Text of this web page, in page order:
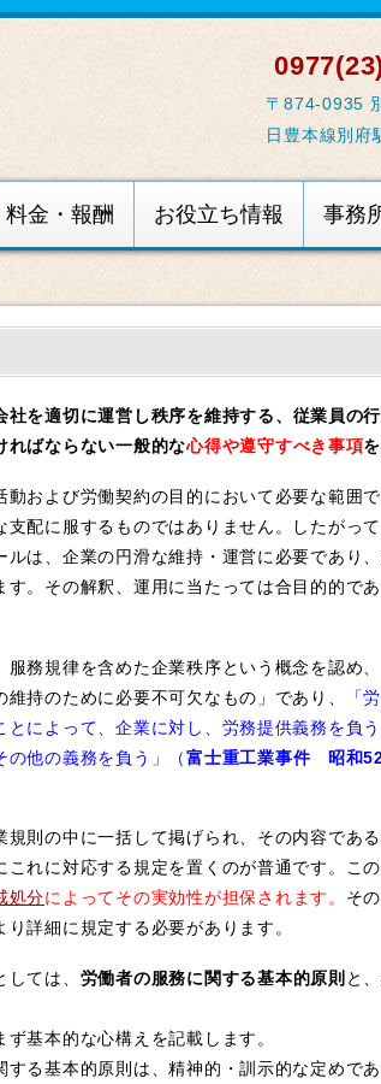
〒874-0935
日豊本線別府
料金・報酬 お役立ち情報 事務
社を適切に運営し秩序を維持する、従業員の
ればならない一般的な心得や遵守すべき事項
および労働契約の目的において必要な範囲
支配に服するものではありません。したがっ
ルは、企業の円滑な維持・運営に必要であり
す。その解釈、運用に当たっては合目的的で
務規律を含めた企業秩序という概念を認め
持のために必要不可欠なもの」であり、
「
とによって、企業に対し、労務提供義務を負
の他の義務を負う」（富士重工業事件 昭和
則の中に一括して掲げられ、その内容であ
これに対応する規定を置くのが普通です。この
処分によってその実効性が担保されます。 そ
詳細に規定する必要があります。
ては、 労働者の服務に関する基本的原則 と、
基本的な心構えを記載します。
る基本的原則は、精神的・訓示的な定めで